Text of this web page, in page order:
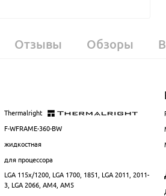
Отзывы Обзоры
Thermalright
F-WFRAME-360-BW
жидкостная
для процессора
LGA 115x/1200, LGA 1700, 1851, LGA 2011, 2011-
3, LGA 2066, AM4, AM5